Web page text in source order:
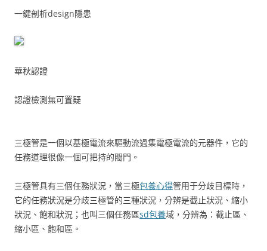
一鍵剖析design隱患
華秋認證
認證檢測無可置疑
三極管是一個以基極電流來驅動流過集電極電流的元器件，它的
任務道理很像一個可把持的閥門。
三極管具有三個任務狀況，當三極包養心得管用于分歧目標時，
它的任務狀況是分歧三極管的三種狀況，分辨是截止狀況、縮小
狀況、飽和狀況；也叫三個任務區sd包養域，分辨為：截止區、
縮小區、飽和區。